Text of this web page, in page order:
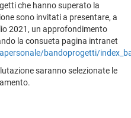
che hanno superato la
sono invitati a presentare, a
2021, un approfondimento
la consueta pagina intranet
bandoprogetti/
saranno selezionate le